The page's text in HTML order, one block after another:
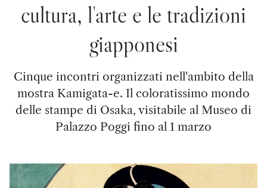
cultura, l'arte e le tradizioni
giapponesi
Cinque incontri organizzati nell'ambito della
mostra Kamigata-e. Il coloratissimo mondo
delle stampe di Osaka, visitabile al Museo di
Palazzo Poggi fino al 1 marzo